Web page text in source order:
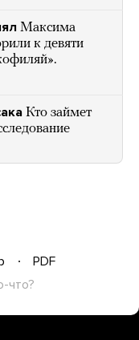
Максима
к девяти
Кто займет
PDF
что?